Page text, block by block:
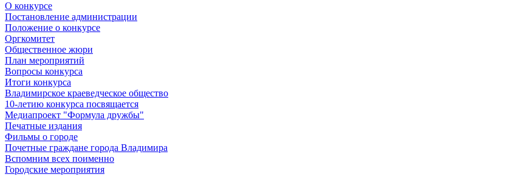
О конкурсе
Постановление администрации
Положение о конкурсе
Оргкомитет
Общественное жюри
План мероприятий
Вопросы конкурса
Итоги конкурса
Владимирское краеведческое общество
10-летию конкурса посвящается
Медиапроект "Формула дружбы"
Печатные издания
Фильмы о городе
Почетные граждане города Владимира
Вспомним всех поименно
Городские мероприятия